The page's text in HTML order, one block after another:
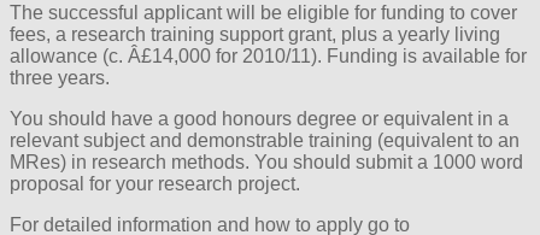
The successful applicant will be eligible for funding to cover
fees, a research training support grant, plus a yearly living
allowance (c. Â£14,000 for 2010/11). Funding is available for
three years.
You should have a good honours degree or equivalent in a
relevant subject and demonstrable training (equivalent to an
MRes) in research methods. You should submit a 1000 word
proposal for your research project.
For detailed information and how to apply go to